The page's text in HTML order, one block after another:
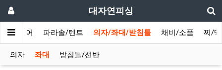
대자연피싱
민물루어 파라솔/텐트 의자/좌대/받침틀 채비/소품 찌/
의자 좌대 받침틀/선반